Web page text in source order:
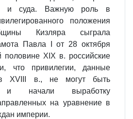
и суда. Важную роль в
положения
Кизляра сыграла
Павла I от 28 октября
половине XIX в. российские
что привилегии, данные
в XVIII в., не могут быть
и начали выработку
на уравнение в
империи.